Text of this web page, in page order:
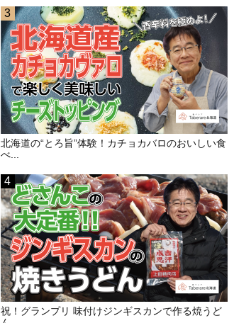
北海道の“とろ旨”体験！カチョカバロのおいしい食
べ...
祝！グランプリ 味付けジンギスカンで作る焼うど